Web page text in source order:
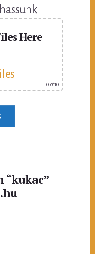
Here
0 of 10
“kukac”